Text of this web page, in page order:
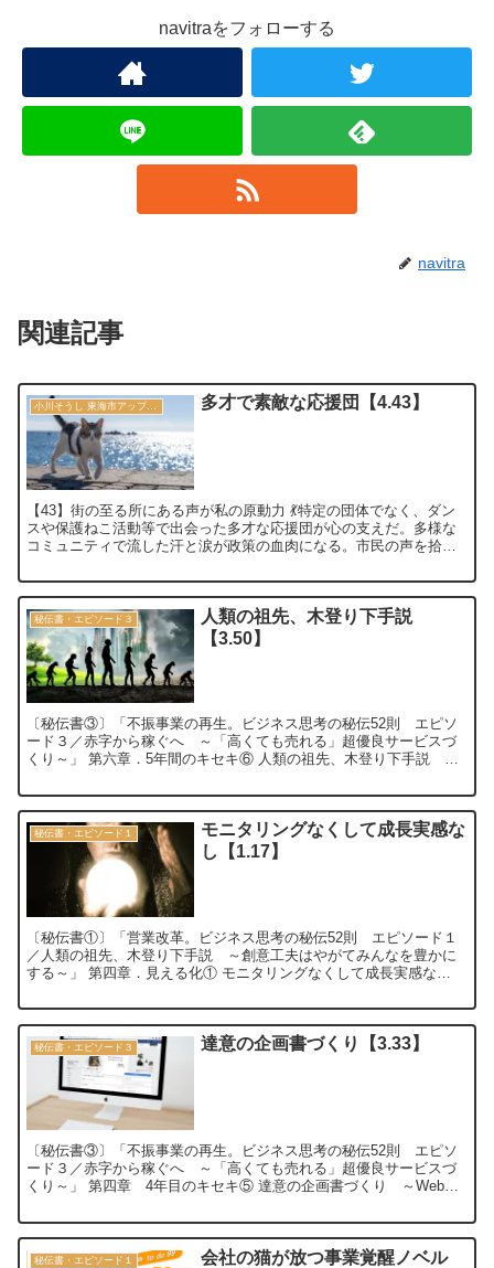
navitraをフォローする
navitra
関連記事
小川そうし 東海市アップデート宣言 2030 多才で素敵な応援団【4.43】
【43】街の至る所にある声が私の原動力 💃特定の団体でなく、ダン
スや保護ねこ活動等で出会った多才な応援団が心の支えだ。多様な
コミュニティで流した汗と涙が政策の血肉になる。市民の声を拾う
秘伝書・エピソード３
人類の祖先、木登り下手説
【3.50】
〔秘伝書③〕「不振事業の再生。ビジネス思考の秘伝52則 エピソ
ード３／赤字から稼ぐへ ～「高くても売れる」超優良サービスづ
くり～」 第六章．5年間のキセキ⑥ 人類の祖先、木登り下手説 ～
秘伝書・エピソード１
モニタリングなくして成長実感な
し【1.17】
〔秘伝書①〕「営業改革。ビジネス思考の秘伝52則 エピソード１
／人類の祖先、木登り下手説 ～創意工夫はやがてみんなを豊かに
する～」 第四章．見える化① モニタリングなくして成長実感な
秘伝書・エピソード３ 達意の企画書づくり【3.33】
〔秘伝書③〕「不振事業の再生。ビジネス思考の秘伝52則 エピソ
ード３／赤字から稼ぐへ ～「高くても売れる」超優良サービスづ
くり～」 第四章 4年目のキセキ⑤ 達意の企画書づくり ～Webペ
秘伝書・エピソード１
会社の猫が放つ事業覚醒ノベル